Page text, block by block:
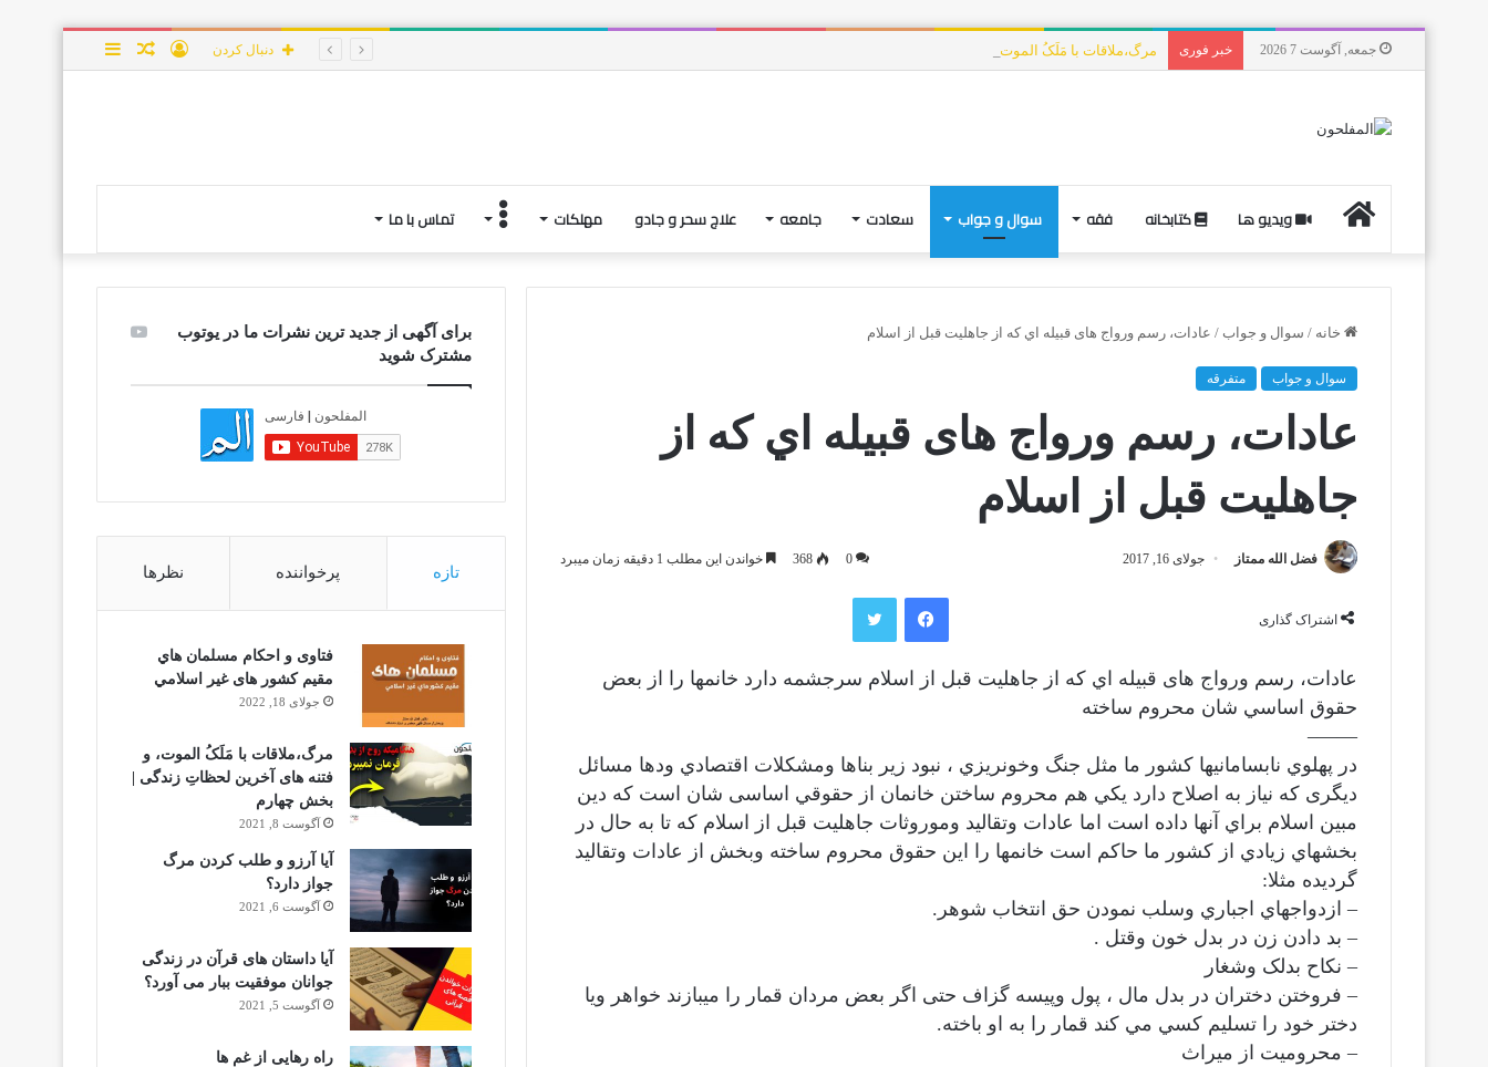
جمعه, آگوست 7 2026 خبر فوری مرگ،ملاقات با مَلَکُ الموت، و فتنه های آخرین لحظاتِ زندگی | بخش چهارم نوشته ورود دنبال کردن
ویدیو ها کتابخانه فقه سوال و جواب سعادت جامعه علاج سحر و جادو مهلکات تماس با ما
خانه / سوال و جواب / عادات، رسم ورواج های قبیله اي كه از جاهليت قبل از اسلام
سوال و جواب متفرقه
عادات، رسم ورواج های قبیله اي كه از
جاهليت قبل از اسلام
فضل الله ممتاز جولای 16, 2017 0
368 خواندن این مطلب 1 دقیقه زمان میبرد
اشتراک گذاری
فیس بوک
عادات، رسم ورواج های قبیله اي كه از جاهليت قبل از اسلام سرجشمه دارد خانمها را از بعض
حقوق اساسي شان محروم ساخته
——–
در پهلوي نابسامانيها كشور ما مثل جنگ وخونريزي ، نبود زير بناها ومشكلات اقتصادي ودها مسائل
ديگری كه نياز به اصلاح دارد يكي هم محروم ساختن خانمان از حقوقي اساسی شان است كه دين
مبين اسلام براي آنها داده است اما عادات وتقاليد وموروثات جاهليت قبل از اسلام كه تا به حال در
بخشهاي زيادي از كشور ما حاكم است خانمها را اين حقوق محروم ساخته وبخش از عادات وتقاليد
گرديده مثلا:
– ازدواجهاي اجباري وسلب نمودن حق انتخاب شوهر.
– بد دادن زن در بدل خون وقتل .
– نكاح بدلک وشغار
– فروختن دختران در بدل مال ، پول وپيسه گزاف حتى اگر بعض مردان قمار را ميبازند خواهر ويا
دختر خود را تسليم كسي مي كند قمار را به او باخته.
– محروميت از ميراث
برای آگهی از جدید ترین نشرات ما در یوتوب
مشترک شوید
تازه پرخواننده نظرها
فتاوى و احكام مسلمان هاي
مقيم كشور هاى غير اسلامي
جولای 18, 2022
مرگ،ملاقات با مَلَکُ الموت، و
فتنه های آخرین لحظاتِ زندگی |
بخش چهارم
آگوست 8, 2021
آیا آرزو و طلب کردن مرگ
جواز دارد؟
آگوست 6, 2021
آیا داستان های قرآن در زندگی
جوانان موفقیت ببار می آورد؟
آگوست 5, 2021
راه رهایی از غم ها